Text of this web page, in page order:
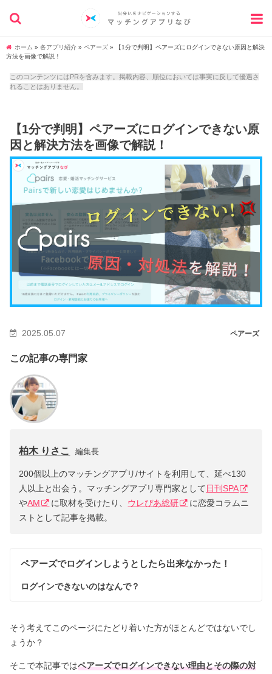
ホーム » 各アプリ紹介 » ペアーズ » 【1分で判明】ペアーズにログインできない原因と解決
方法を画像で解説！
このコンテンツにはPRを含みます。掲載内容、順位においては事実に反して優遇さ
れることはありません。
【1分で判明】ペアーズにログインできない原
因と解決方法を画像で解説！
ペアーズ
2025.05.07
この記事の専門家
柏木 りさこ 編集長
200個以上のマッチングアプリ/サイトを利用して、延べ130
人以上と出会う。マッチングアプリ専門家として 日刊SPA
やAM に取材を受けたり、 ウレぴあ総研
に恋愛コラムニ
ストとして記事を掲載。
ペアーズでログインしようとしたら出来なかった！
ログインできないのはなんで？
そう考えてこのページにたどり着いた方がほとんどではないでし
ょうか？
そこで本記事ではペアーズでログインできない理由とその際の対